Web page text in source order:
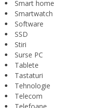
Smart home
Smartwatch
Software
SSD
Stiri
Surse PC
Tablete
Tastaturi
Tehnologie
Telecom